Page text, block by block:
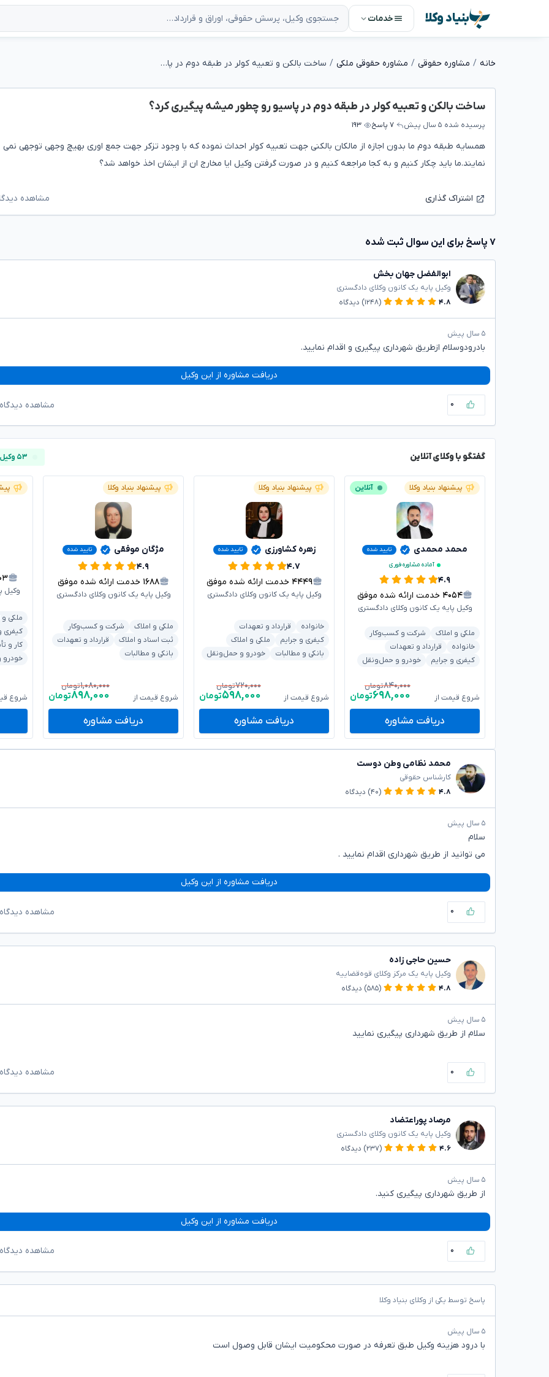
بنیاد وکلا خدمات
خانه مشاوره حقوقی مشاوره حقوقی ملکی ساخت بالکن و تعبیه کولر در طبقه دوم در پاسیو رو چطور میشه پیگیری کرد؟
ساخت بالکن و تعبیه کولر در طبقه دوم در پاسیو رو چطور میشه پیگیری کرد؟
پرسیده شده ۵ سال پیش ۷ پاسخ ۱۹۳
همسایه طبقه دوم ما بدون اجازه از مالکان بالکنی جهت تعبیه کولر احداث نموده که با وجود تزکر جهت جمع اوری بهیچ وجهی توجهی نمی
نمایند.ما باید چکار کنیم و به کجا مراجعه کنیم و در صورت گرفتن وکیل ایا مخارج ان از ایشان اخذ خواهد شد؟
اشتراک گذاری مشاهده
۷ پاسخ برای این سوال ثبت شده
ابوالفضل جهان بخش
وکیل پایه یک کانون وکلای دادگستری
۴.۸
(۱۲۴۸) دیدگاه
۵ سال پیش
بادرودوسلام ازطریق شهرداری پیگیری و اقدام نمایید.
دریافت مشاوره از این وکیل
۰ مشاهده
گفتگو با وکلای آنلاین ۵۳ وکیل آنلاین
پیشنهاد بنیاد وکلا آنلاین
محمد محمدی
تایید شده
آماده مشاوره فوری
۴.۹
۴۰۵۴ خدمت ارائه شده موفق
وکیل پایه یک کانون وکلای دادگستری
ملکی و املاک
شرکت و کسب‌وکار
خانواده
قرارداد و تعهدات
کیفری و جرایم
خودرو و حمل‌ونقل
شروع قیمت از
۸۴۰,۰۰۰تومان
۶۹۸,۰۰۰تومان
دریافت مشاوره
پیشنهاد بنیاد وکلا
زهره کشاورزی تایید شده
۴.۷
۴۴۴۹ خدمت ارائه شده موفق
وکیل پایه یک کانون وکلای دادگستری
خانواده
قرارداد و تعهدات
کیفری و جرایم
ملکی و املاک
بانکی و مطالبات
خودرو و حمل‌ونقل
شروع قیمت از
۷۲۰,۰۰۰تومان
۵۹۸,۰۰۰تومان
دریافت مشاوره
پیشنهاد بنیاد وکلا
مژگان موفقی تایید شده
۴.۹
۱۶۸۸ خدمت ارائه شده موفق
وکیل پایه یک کانون وکلای دادگستری
ملکی و املاک
شرکت و کسب‌وکار
ثبت اسناد و املاک
قرارداد و تعهدات
بانکی و مطالبات
شروع قیمت از
۱,۰۸۰,۰۰۰تومان
۸۹۸,۰۰۰تومان
دریافت مشاوره
وکیل
ملکی و
کیفری
کار و
خودرو
شروع
محمد نظامی وطن دوست
کارشناس حقوقی
۴.۸
(۴۰) دیدگاه
۵ سال پیش
سلام
می توانید از طریق شهرداری اقدام نمایید .
دریافت مشاوره از این وکیل
۰ مشاهده
حسین حاجی زاده
وکیل پایه یک مرکز وکلای قوه‌قضاییه
۴.۸
(۵۸۵) دیدگاه
۵ سال پیش
سلام از طریق شهرداری پیگیری نمایید
۰ مشاهده
مرصاد پوراعتضاد
وکیل پایه یک کانون وکلای دادگستری
۴.۶
(۲۳۷) دیدگاه
۵ سال پیش
از طریق شهرداری پیگیری کنید.
دریافت مشاوره از این وکیل
۰ مشاهده
پاسخ توسط یکی از وکلای بنیاد وکلا
۵ سال پیش
با درود هزینه وکیل طبق تعرفه در صورت محکومیت ایشان قابل وصول است